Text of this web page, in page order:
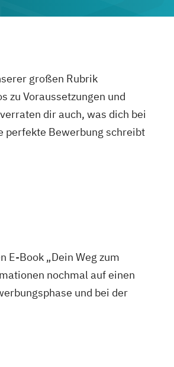
großen Rubrik
zu Voraussetzungen und
dir auch, was dich bei
perfekte Bewerbung schreibt
E-Book „Dein Weg zum
nochmal auf einen
und bei der